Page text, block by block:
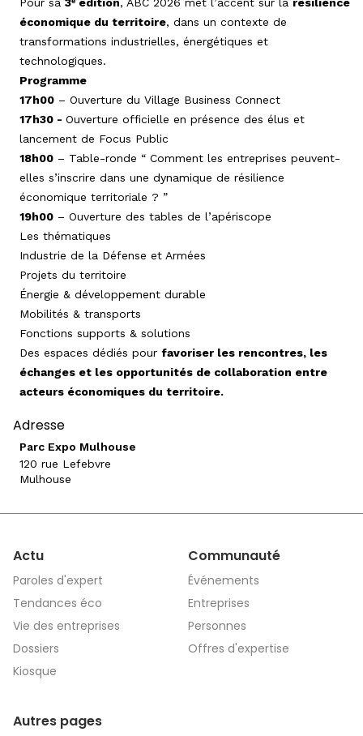
économique du territoire, dans un contexte de
transformations industrielles, énergétiques et
technologiques.
Programme
17h00 – Ouverture du Village Business Connect
17h30 - Ouverture officielle en présence des élus et
lancement de Focus Public
18h00 – Table-ronde “ Comment les entreprises peuvent-
elles s’inscrire dans une dynamique de résilience
économique territoriale ? ”
19h00 – Ouverture des tables de l’apériscope
Les thématiques
Industrie de la Défense et Armées
Projets du territoire
Énergie & développement durable
Mobilités & transports
Fonctions supports & solutions
Des espaces dédiés pour favoriser les rencontres, les
échanges et les opportunités de collaboration entre
acteurs économiques du territoire.
Adresse
Parc Expo Mulhouse
120 rue Lefebvre
Mulhouse
Actu
Paroles d'expert
Tendances éco
Vie des entreprises
Dossiers
Kiosque
Communauté
Événements
Entreprises
Personnes
Offres d'expertise
Autres pages